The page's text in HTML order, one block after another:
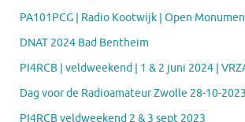
PA101PCG | Radio Kootwijk | Open
DNAT 2024 Bad Bentheim
PI4RCB | veldweekend | 1 & 2 juni 2024 |
Dag voor de Radioamateur Zwolle 28-10-2023
PI4RCB veldweekend 2 & 3 sept 2023